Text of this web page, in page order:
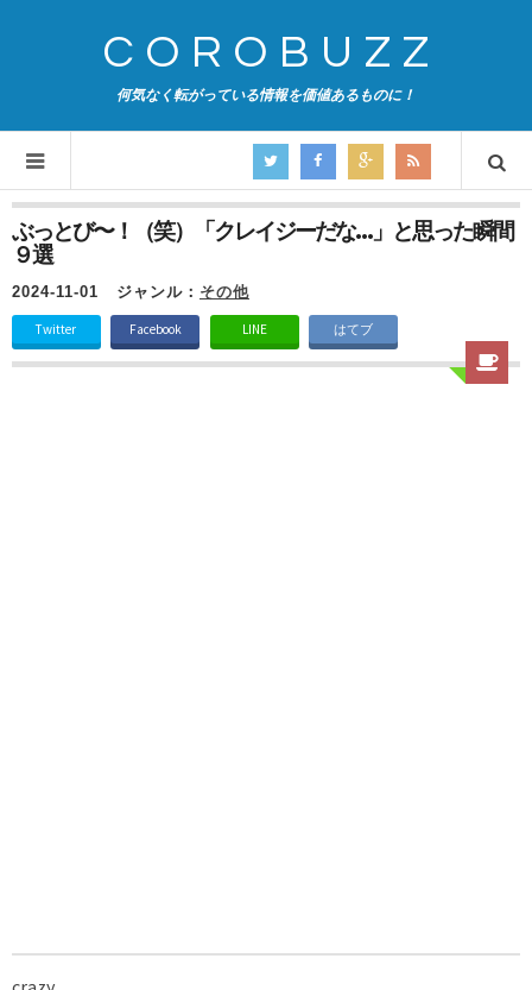
COROBUZZ
何気なく転がっている情報を価値あるものに！
ぶっとび〜！（笑）「クレイジーだな…」と思った瞬間
９選
2024-11-01 ジャンル： その他
Twitter Facebook LINE はてブ